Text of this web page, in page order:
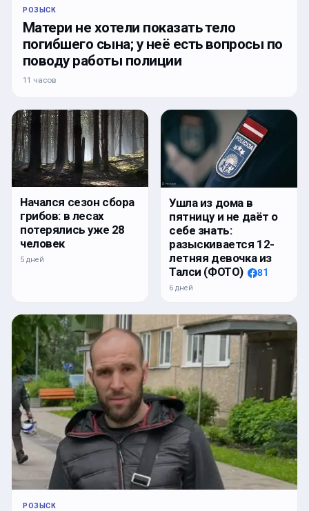
РОЗЫСК
Матери не хотели показать тело
погибшего сына; у неё есть вопросы по
поводу работы полиции
11 часов
Начался сезон сбора
грибов: в лесах
потерялись уже 28
человек
5 дней
Ушла из дома в
пятницу и не даёт о
себе знать:
разыскивается 12-
летняя девочка из
Талси (ФОТО)
81
6 дней
РОЗЫСК